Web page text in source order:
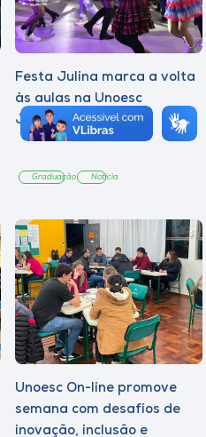
Festa Julina marca a volta
às aulas na Unoesc
Joaçaba
Graduação Notícia
Unoesc On-line promove
semana com desafios de
inovação, inclusão e